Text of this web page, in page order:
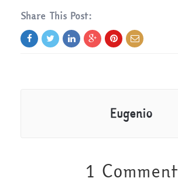
Share This Post:
Eugenio
1 Comment